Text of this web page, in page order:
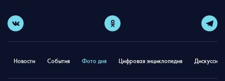
Новости События Фото дня Цифровая энциклопедия